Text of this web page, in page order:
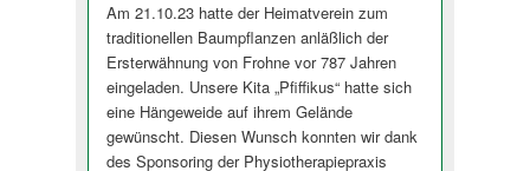
Am 21.10.23 hatte der Heimatverein zum
traditionellen Baumpflanzen anläßlich der
Ersterwähnung von Frohne vor 787 Jahren
eingeladen. Unsere Kita „Pfiffikus“ hatte sich
eine Hängeweide auf ihrem Gelände
gewünscht. Diesen Wunsch konnten wir dank
des Sponsoring der Physiotherapi­epraxis